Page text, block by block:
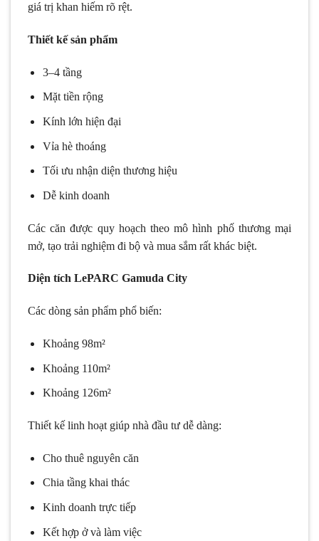
giá trị khan hiếm rõ rệt.
Thiết kế sản phẩm
3–4 tầng
Mặt tiền rộng
Kính lớn hiện đại
Vỉa hè thoáng
Tối ưu nhận diện thương hiệu
Dễ kinh doanh
Các căn được quy hoạch theo mô hình phố thương mại
mở, tạo trải nghiệm đi bộ và mua sắm rất khác biệt.
Diện tích LePARC Gamuda City
Các dòng sản phẩm phổ biến:
Khoảng 98m²
Khoảng 110m²
Khoảng 126m²
Thiết kế linh hoạt giúp nhà đầu tư dễ dàng:
Cho thuê nguyên căn
Chia tầng khai thác
Kinh doanh trực tiếp
Kết hợp ở và làm việc